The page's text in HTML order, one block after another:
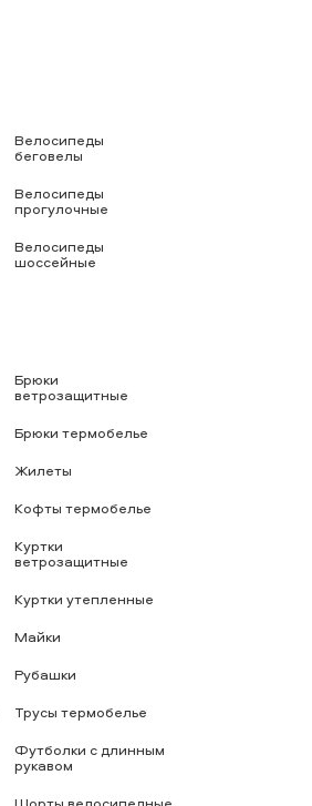
Велосипеды
беговелы
Велосипеды
прогулочные
Велосипеды
шоссейные
Брюки
ветрозащитные
Брюки термобелье
Жилеты
Кофты термобелье
Куртки
ветрозащитные
Куртки утепленные
Майки
Рубашки
Трусы термобелье
Футболки с длинным
рукавом